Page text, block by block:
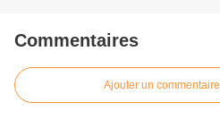
Commentaires
Ajouter un commentaire